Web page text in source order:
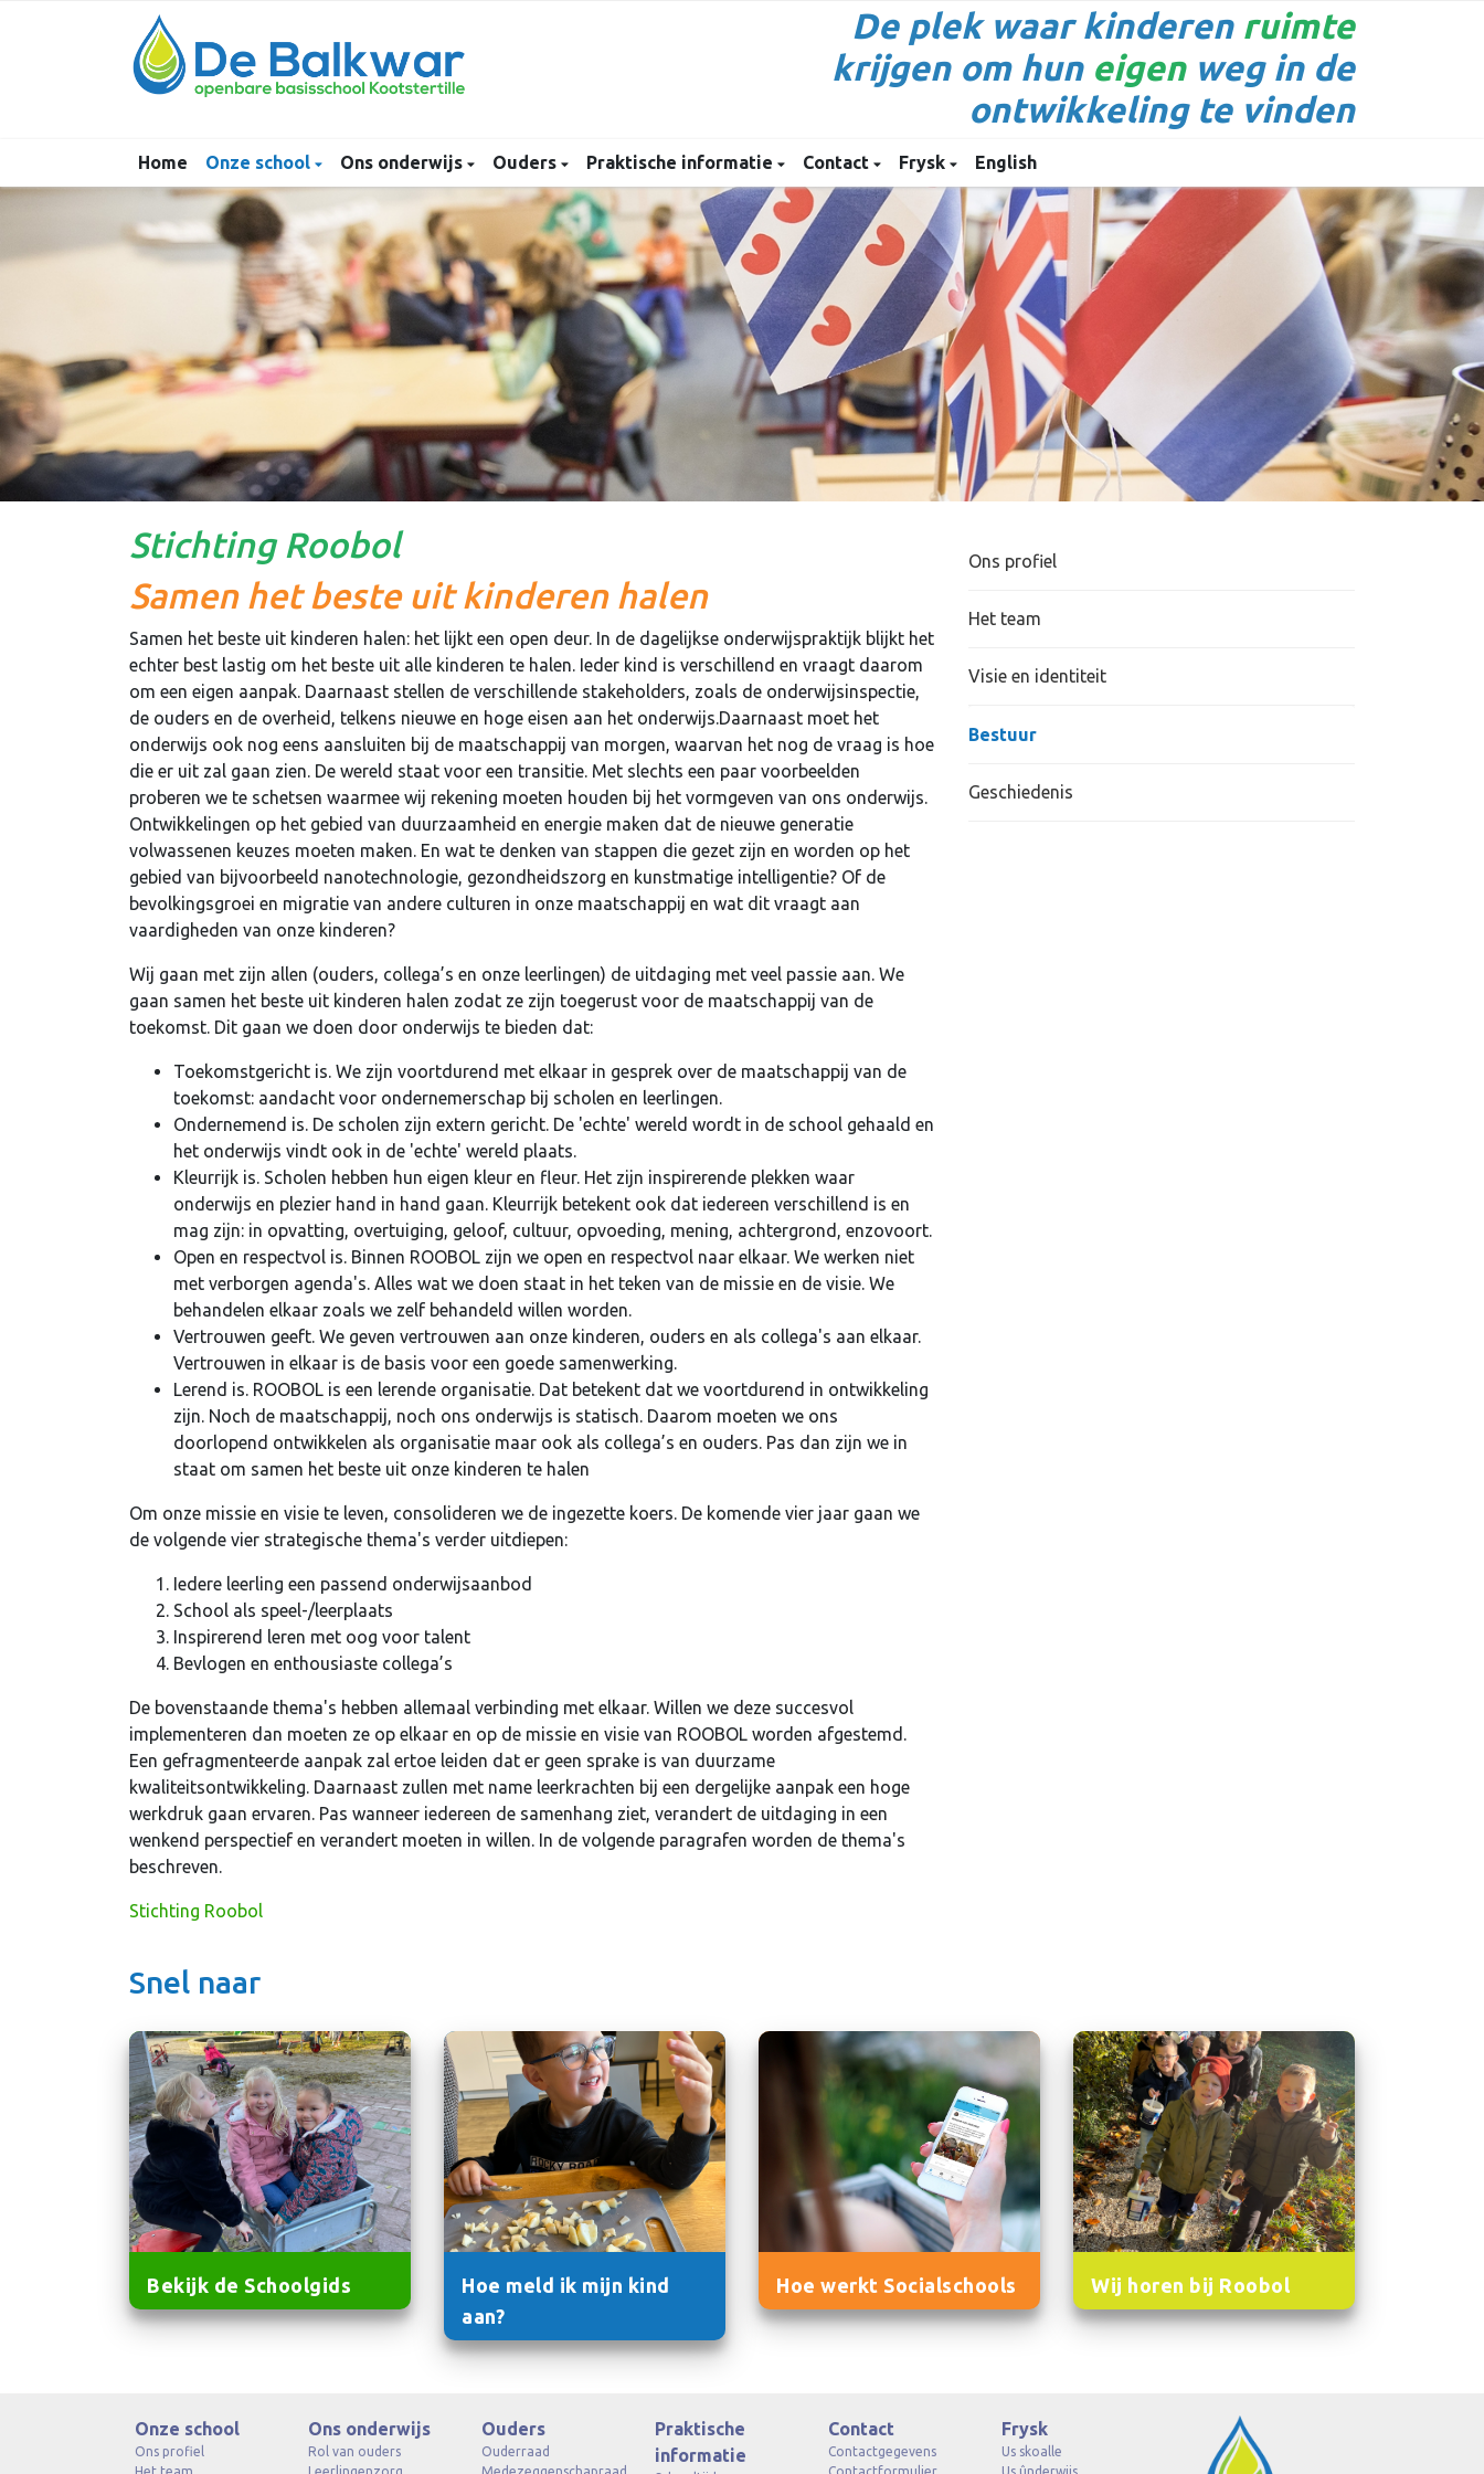
De plek waar kinderen ruimte
krijgen om hun eigen weg in de
ontwikkeling te vinden
Home Onze school Ons onderwijs Ouders Praktische informatie Contact Frysk English
Stichting Roobol
Samen het beste uit kinderen halen
Samen het beste uit kinderen halen: het lijkt een open deur. In de dagelijkse onderwijspraktijk blijkt het
echter best lastig om het beste uit alle kinderen te halen. Ieder kind is verschillend en vraagt daarom
om een eigen aanpak. Daarnaast stellen de verschillende stakeholders, zoals de onderwijsinspectie,
de ouders en de overheid, telkens nieuwe en hoge eisen aan het onderwijs.Daarnaast moet het
onderwijs ook nog eens aansluiten bij de maatschappij van morgen, waarvan het nog de vraag is hoe
die er uit zal gaan zien. De wereld staat voor een transitie. Met slechts een paar voorbeelden
proberen we te schetsen waarmee wij rekening moeten houden bij het vormgeven van ons onderwijs.
Ontwikkelingen op het gebied van duurzaamheid en energie maken dat de nieuwe generatie
volwassenen keuzes moeten maken. En wat te denken van stappen die gezet zijn en worden op het
gebied van bijvoorbeeld nanotechnologie, gezondheidszorg en kunstmatige intelligentie? Of de
bevolkingsgroei en migratie van andere culturen in onze maatschappij en wat dit vraagt aan
vaardigheden van onze kinderen?
Wij gaan met zijn allen (ouders, collega’s en onze leerlingen) de uitdaging met veel passie aan. We
gaan samen het beste uit kinderen halen zodat ze zijn toegerust voor de maatschappij van de
toekomst. Dit gaan we doen door onderwijs te bieden dat:
Toekomstgericht is. We zijn voortdurend met elkaar in gesprek over de maatschappij van de
toekomst: aandacht voor ondernemerschap bij scholen en leerlingen.
Ondernemend is. De scholen zijn extern gericht. De 'echte' wereld wordt in de school gehaald en
het onderwijs vindt ook in de 'echte' wereld plaats.
Kleurrijk is. Scholen hebben hun eigen kleur en fleur. Het zijn inspirerende plekken waar
onderwijs en plezier hand in hand gaan. Kleurrijk betekent ook dat iedereen verschillend is en
mag zijn: in opvatting, overtuiging, geloof, cultuur, opvoeding, mening, achtergrond, enzovoort.
Open en respectvol is. Binnen ROOBOL zijn we open en respectvol naar elkaar. We werken niet
met verborgen agenda's. Alles wat we doen staat in het teken van de missie en de visie. We
behandelen elkaar zoals we zelf behandeld willen worden.
Vertrouwen geeft. We geven vertrouwen aan onze kinderen, ouders en als collega's aan elkaar.
Vertrouwen in elkaar is de basis voor een goede samenwerking.
Lerend is. ROOBOL is een lerende organisatie. Dat betekent dat we voortdurend in ontwikkeling
zijn. Noch de maatschappij, noch ons onderwijs is statisch. Daarom moeten we ons
doorlopend ontwikkelen als organisatie maar ook als collega’s en ouders. Pas dan zijn we in
staat om samen het beste uit onze kinderen te halen
Om onze missie en visie te leven, consolideren we de ingezette koers. De komende vier jaar gaan we
de volgende vier strategische thema's verder uitdiepen:
Iedere leerling een passend onderwijsaanbod
School als speel-/leerplaats
Inspirerend leren met oog voor talent
Bevlogen en enthousiaste collega’s
De bovenstaande thema's hebben allemaal verbinding met elkaar. Willen we deze succesvol
implementeren dan moeten ze op elkaar en op de missie en visie van ROOBOL worden afgestemd.
Een gefragmenteerde aanpak zal ertoe leiden dat er geen sprake is van duurzame
kwaliteitsontwikkeling. Daarnaast zullen met name leerkrachten bij een dergelijke aanpak een hoge
werkdruk gaan ervaren. Pas wanneer iedereen de samenhang ziet, verandert de uitdaging in een
wenkend perspectief en verandert moeten in willen. In de volgende paragrafen worden de thema's
beschreven.
Stichting Roobol
Ons profiel
Het team
Visie en identiteit
Bestuur
Geschiedenis
Snel naar
Bekijk de Schoolgids
Hoe meld ik mijn kind
aan?
Hoe werkt Socialschools Wij horen bij Roobol
Onze school
Ons profiel
Ons onderwijs
Rol van ouders
Ouders
Ouderraad
Praktische
informatie
Contact
Contactgegevens
Frysk
Us skoalle